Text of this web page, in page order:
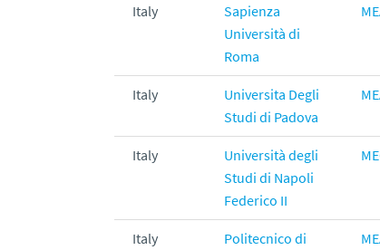
Italy
Sapienza
Università di
Roma
Italy
Universita Degli
Studi di Padova
Italy
Università degli
Studi di Napoli
Federico II
Italy
Politecnico di